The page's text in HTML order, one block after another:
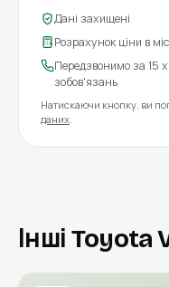
Дані захищені
Розрахунок ціни в
Передзвонимо за 15
зобов'язань
Натискаючи кнопку, ви
даних.
Інші Toyota